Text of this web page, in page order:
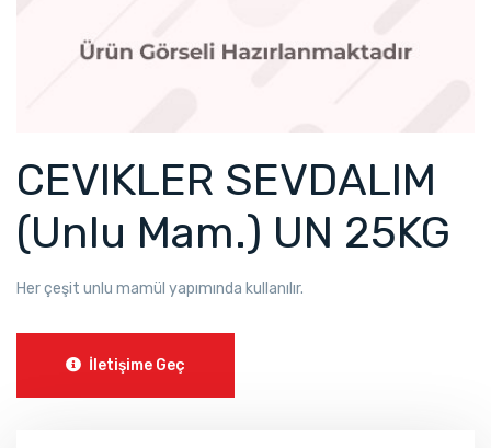
CEVIKLER SEVDALIM
(Unlu Mam.) UN 25KG
Her çeşit unlu mamül yapımında kullanılır.
İletişime Geç